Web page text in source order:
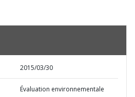
2015/03/30
Évaluation environnementale